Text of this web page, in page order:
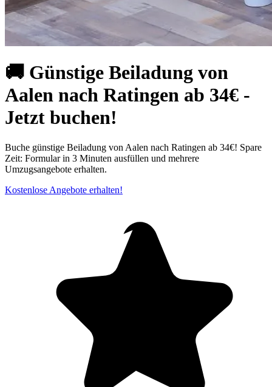
🚚 Günstige Beiladung von
Aalen nach Ratingen ab 34€ -
Jetzt buchen!
Buche günstige Beiladung von Aalen nach Ratingen ab 34€! Spare
Zeit: Formular in 3 Minuten ausfüllen und mehrere
Umzugsangebote erhalten.
Kostenlose Angebote erhalten!